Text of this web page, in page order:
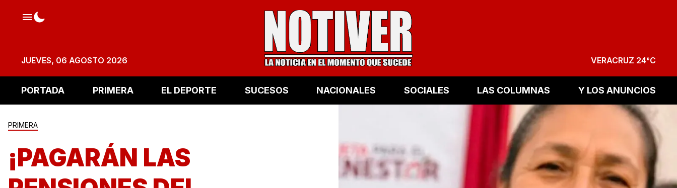
JUEVES, 06 AGOSTO 2026 VERACRUZ 24°C
PORTADA PRIMERA EL DEPORTE SUCESOS NACIONALES SOCIALES LAS COLUMNAS Y LOS ANUNCIOS
PRIMERA
¡PAGARÁN LAS